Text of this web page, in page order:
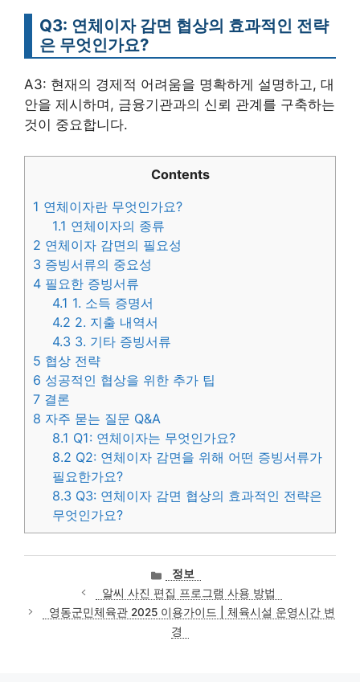
Q3: 연체이자 감면 협상의 효과적인 전략
은 무엇인가요?
A3: 현재의 경제적 어려움을 명확하게 설명하고, 대
안을 제시하며, 금융기관과의 신뢰 관계를 구축하는
것이 중요합니다.
Contents
1 연체이자란 무엇인가요?
1.1 연체이자의 종류
2 연체이자 감면의 필요성
3 증빙서류의 중요성
4 필요한 증빙서류
4.1 1. 소득 증명서
4.2 2. 지출 내역서
4.3 3. 기타 증빙서류
5 협상 전략
6 성공적인 협상을 위한 추가 팁
7 결론
8 자주 묻는 질문 Q&A
8.1 Q1: 연체이자는 무엇인가요?
8.2 Q2: 연체이자 감면을 위해 어떤 증빙서류가
필요한가요?
8.3 Q3: 연체이자 감면 협상의 효과적인 전략은
무엇인가요?
카
테
고
리
정보
알씨 사진 편집 프로그램 사용 방법
영동군민체육관 2025 이용가이드 | 체육시설 운영시간 변
경